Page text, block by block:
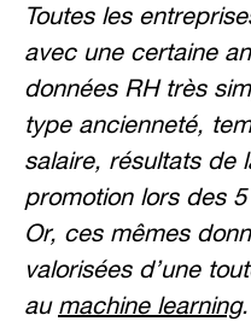
Toutes les
avec une certaine
données RH très
type ancienneté,
salaire, résultats de
promotion lors des
Or, ces mêmes
valorisées d’une
au machine learning.